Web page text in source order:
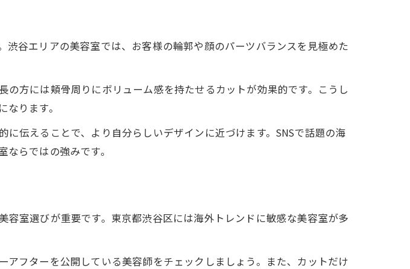
のレイヤースタイル
きのレイヤーカット術
室のこだわりポイント
イヤースタイル特集
きある髪型の魅力紹介
る自然な抜け感
べき提案力の見極め方
しい小顔ヘアを実現
谷エリアの美容室では、お客様の輪郭や顔のパーツバランスを見極めた
方には頬骨周りにボリューム感を持たせるカットが効果的です。こうし
ります。
伝えることで、より自分らしいデザインに近づけます。SNSで話題の海
らではの強みです。
室選びが重要です。東京都渋谷区には海外トレンドに敏感な美容室が多
フターを公開している美容師をチェックしましょう。また、カットだけ